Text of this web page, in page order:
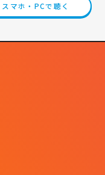
スマホ・PCで聴く